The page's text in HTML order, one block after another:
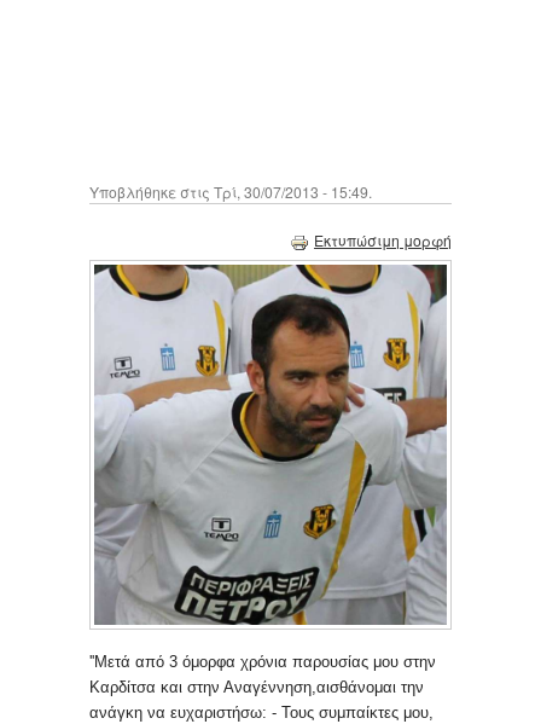
Υποβλήθηκε στις Τρί, 30/07/2013 - 15:49.
Εκτυπώσιμη μορφή
''Μετά από 3 όμορφα χρόνια παρουσίας μου στην
Καρδίτσα και στην Αναγέννηση,αισθάνομαι την
ανάγκη να ευχαριστήσω: - Τους συμπαίκτες μου,